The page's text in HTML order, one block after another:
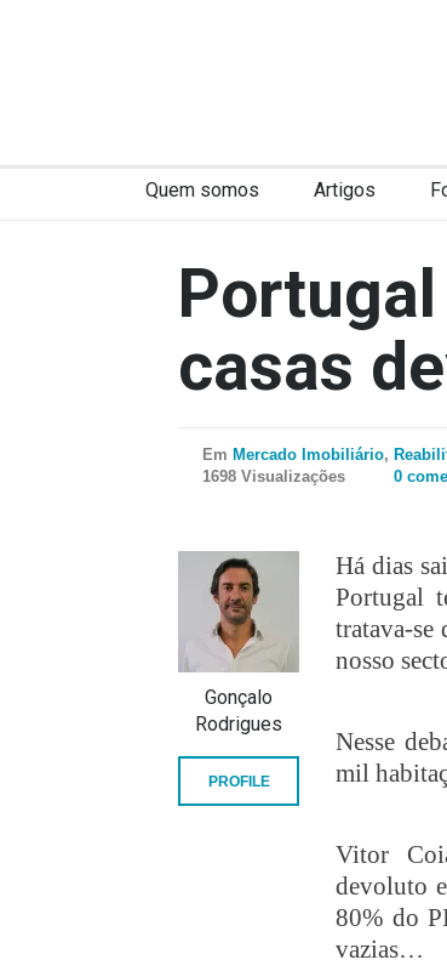
Quem somos Artigos
casas
Em Mercado Imobiliário,
1698 Visualizações
0
Há dias
Portugal
tratava-se
nosso
Nesse
mil
Vitor
devoluto
80% do
vazias…
Gonçalo
Rodrigues
PROFILE